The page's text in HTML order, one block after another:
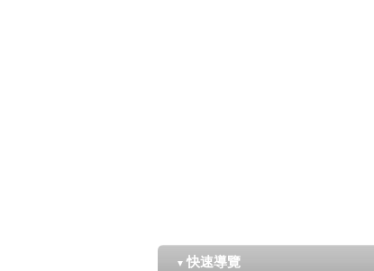
▼ 快速導覽